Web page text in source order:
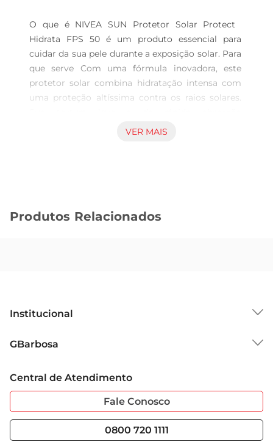
O que é NIVEA SUN Protetor Solar Protect
Hidrata FPS 50 é um produto essencial para
cuidar da sua pele durante a exposição solar. Para
que serve Com uma fórmula inovadora, este
protetor solar combina hidratação intensa com
uma proteção altíssima contra os raios solares.
proporciona um toque seco, evitando a
causados pelo sol com NIVEA SUN Protetor Solar
VER MAIS
Produtos Relacionados
Institucional
Grupo Cencosud
Sobre Privacidade
Portal do Fornecedo
Nossas Lojas
GBarbosa
Garantia Estendida
Serviços
Black Friday
Central de Atendimento
Fale Conosco
0800 720 1111